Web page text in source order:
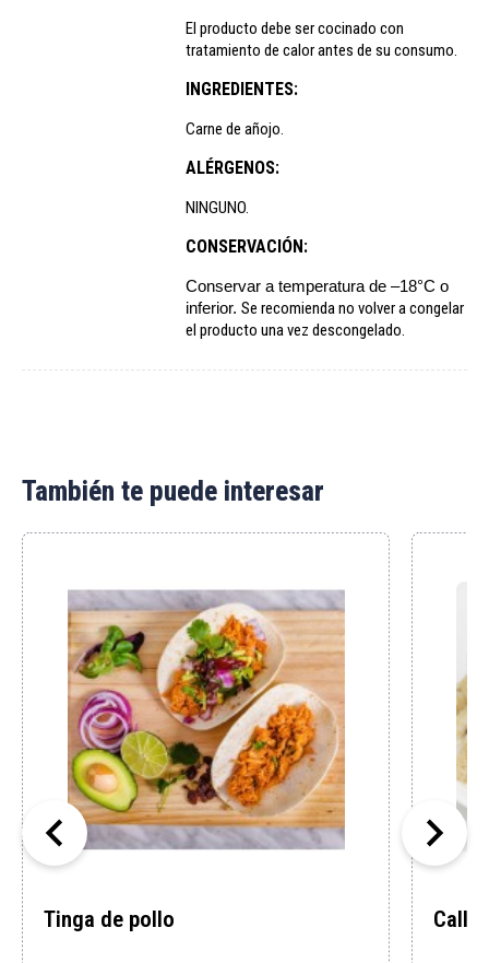
El producto debe ser cocinado con
tratamiento de calor antes de su consumo.
INGREDIENTES:
Carne de añojo.
ALÉRGENOS:
NINGUNO.
CONSERVACIÓN:
Conservar a temperatura de –18°C o
inferior. Se recomienda no volver a congelar
el producto una vez descongelado.
También te puede interesar
Tinga de pollo
 